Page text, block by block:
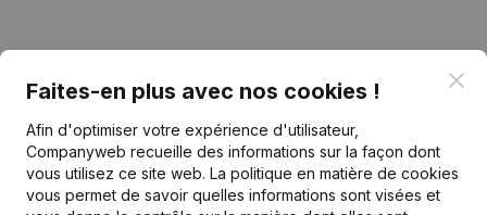
Faites-en plus avec nos cookies !
Afin d'optimiser votre expérience d'utilisateur,
Companyweb recueille des informations sur la façon dont
vous utilisez ce site web. La politique en matière de cookies
vous permet de savoir quelles informations sont visées et
Français
Informations d’entreprise
Monitoring
Recherche internationale